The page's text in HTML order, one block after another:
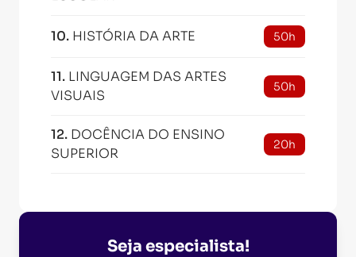
10. HISTÓRIA DA ARTE 50h
11. LINGUAGEM DAS ARTES
VISUAIS
50h
12. DOCÊNCIA DO ENSINO
SUPERIOR
20h
Seja especialista!